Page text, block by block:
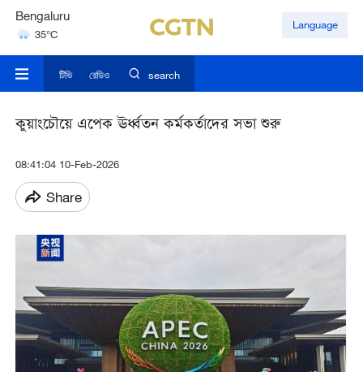
Bengaluru
35°C
Hyderabad
Language
টিভি রেডিও search
কুয়াংচৌয়ে এপেক ঊর্ধ্বতন কর্মকর্তাদের সভা শুরু
08:41:04 10-Feb-2026
Share